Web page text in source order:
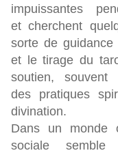
impuissantes
et cherchent
sorte de
et le tirage du
soutien,
des pratiques
divination.
Dans un monde
sociale